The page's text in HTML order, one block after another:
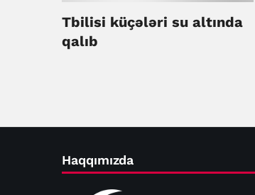
Tbilisi küçələri su altında
qalıb
Haqqımızda